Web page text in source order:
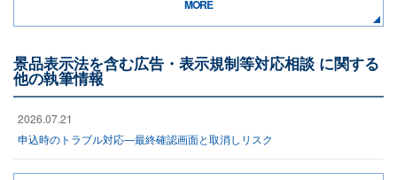
MORE
景品表示法を含む広告・表示規制等対応相談 に関する
他の執筆情報
2026.07.21
申込時のトラブル対応―最終確認画面と取消しリスク